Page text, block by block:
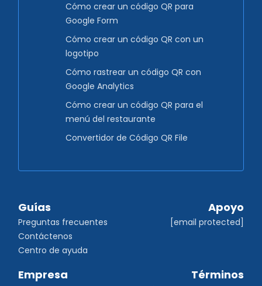
Cómo crear un código QR para
Google Form
Cómo crear un código QR con un
logotipo
Cómo rastrear un código QR con
Google Analytics
Cómo crear un código QR para el
menú del restaurante
Convertidor de Código QR File
Guías
Preguntas frecuentes
Contáctenos
Centro de ayuda
Apoyo
[email protected]
Empresa Términos